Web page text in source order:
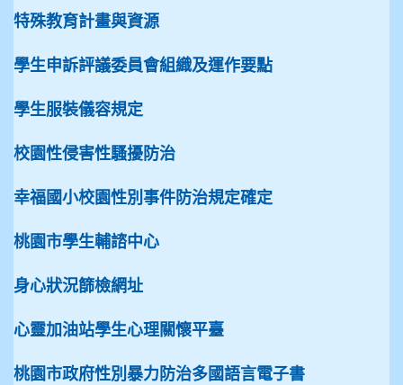
特殊教育計畫與資源
學生申訴評議委員會組織及運作要點
學生服裝儀容規定
校園性侵害性騷擾防治
幸福國小校園性別事件防治規定確定
桃園市學生輔諮中心
身心狀況篩檢網址
心靈加油站學生心理關懷平臺
桃園市政府性別暴力防治多國語言電子書